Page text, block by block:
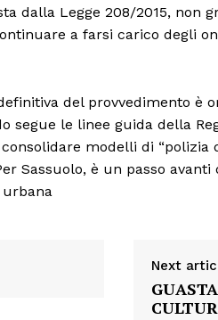
dalla Legge 208/2015, non
a farsi carico degli
del provvedimento è
segue le linee guida della
modelli di
Sassuolo, è un passo avanti
Next